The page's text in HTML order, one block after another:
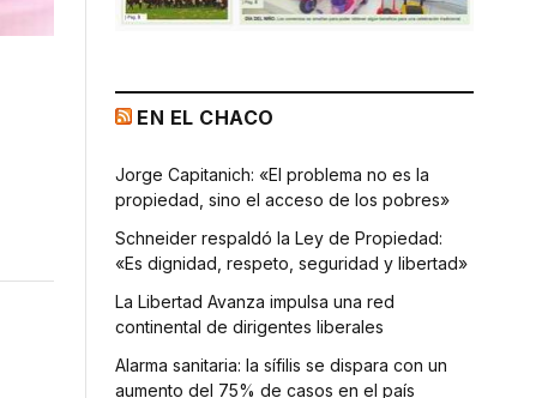
EN EL CHACO
Jorge Capitanich: «El problema no es la
propiedad, sino el acceso de los pobres»
Schneider respaldó la Ley de Propiedad:
«Es dignidad, respeto, seguridad y libertad»
La Libertad Avanza impulsa una red
continental de dirigentes liberales
Alarma sanitaria: la sífilis se dispara con un
aumento del 75% de casos en el país